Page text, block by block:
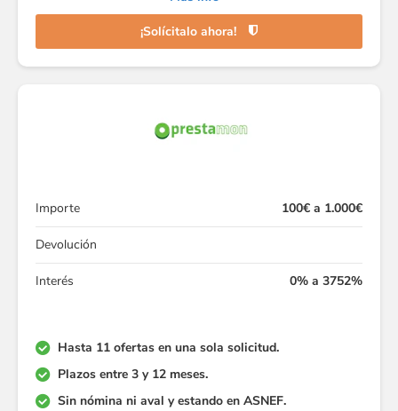
¡Solícitalo ahora!
Importe 100€ a 1.000€
Devolución
Interés 0% a 3752%
Hasta 11 ofertas en una sola solicitud.
Plazos entre 3 y 12 meses.
Sin nómina ni aval y estando en ASNEF.